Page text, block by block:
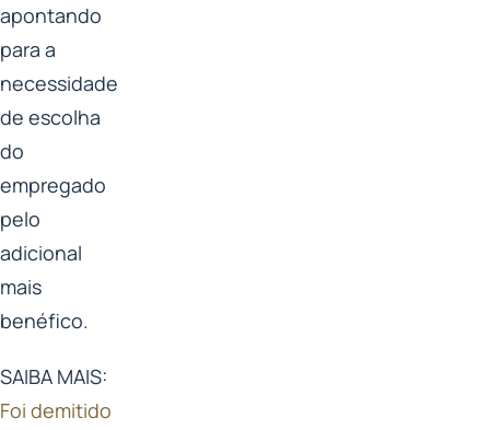
apontando
para a
necessidade
de escolha
do
empregado
pelo
adicional
mais
benéfico.
SAIBA MAIS:
Foi demitido